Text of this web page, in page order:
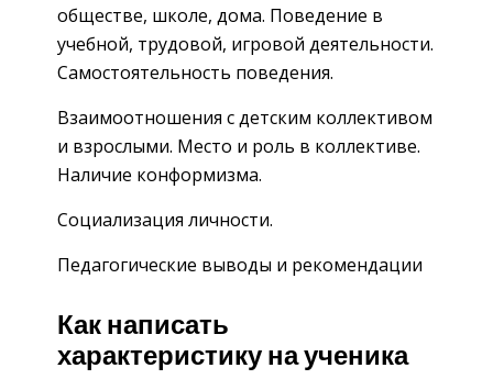
обществе, школе, дома. Поведение в
учебной, трудовой, игровой деятельности.
Самостоятельность поведения.
Взаимоотношения с детским коллективом
и взрослыми. Место и роль в коллективе.
Наличие конформизма.
Социализация личности.
Педагогические выводы и рекомендации
Как написать
характеристику на ученика